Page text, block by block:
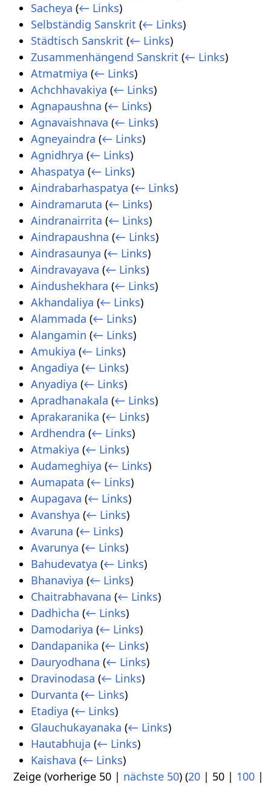
Sacheya (← Links)
Selbständig Sanskrit (← Links)
Städtisch Sanskrit (← Links)
Zusammenhängend Sanskrit (← Links)
Atmatmiya (← Links)
Achchhavakiya (← Links)
Agnapaushna (← Links)
Agnavaishnava (← Links)
Agneyaindra (← Links)
Agnidhrya (← Links)
Ahaspatya (← Links)
Aindrabarhaspatya (← Links)
Aindramaruta (← Links)
Aindranairrita (← Links)
Aindrapaushna (← Links)
Aindrasaunya (← Links)
Aindravayava (← Links)
Aindushekhara (← Links)
Akhandaliya (← Links)
Alammada (← Links)
Alangamin (← Links)
Amukiya (← Links)
Angadiya (← Links)
Anyadiya (← Links)
Apradhanakala (← Links)
Aprakaranika (← Links)
Ardhendra (← Links)
Atmakiya (← Links)
Audameghiya (← Links)
Aumapata (← Links)
Aupagava (← Links)
Avanshya (← Links)
Avaruna (← Links)
Avarunya (← Links)
Bahudevatya (← Links)
Bhanaviya (← Links)
Chaitrabhavana (← Links)
Dadhicha (← Links)
Damodariya (← Links)
Dandapanika (← Links)
Dauryodhana (← Links)
Dravinodasa (← Links)
Durvanta (← Links)
Etadiya (← Links)
Glauchukayanaka (← Links)
Hautabhuja (← Links)
Kaishava (← Links)
Zeige (vorherige 50 | nächste 50) (20 | 50 | 100 |